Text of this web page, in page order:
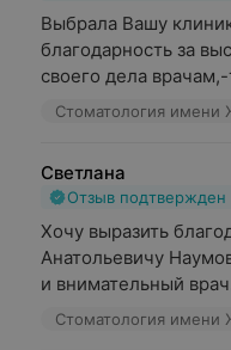
Выбрала Вашу
благодарность за
своего дела
Стоматология имени
Светлана
Отзыв подтвержден
Хочу выразить
Анатольевичу
и внимательный
Стоматология имени